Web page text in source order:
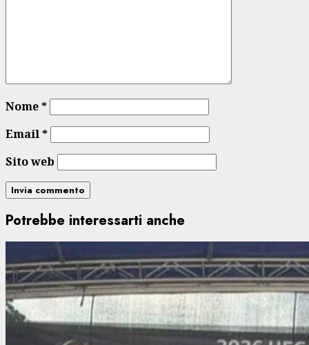
Nome*
Email*
Sito web
Potrebbe interessarti anche